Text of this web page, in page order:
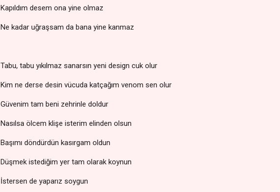
Kapıldım desem ona yine olmaz
Ne kadar uğraşsam da bana yine kanmaz
Tabu, tabu yıkılmaz sanarsın yeni design cuk olur
Kim ne derse desin vücuda katçağım venom sen olur
Güvenim tam beni zehrinle doldur
Nasılsa ölcem klişe isterim elinden olsun
Başımı döndürdün kasırgam oldun
Düşmek istediğim yer tam olarak koynun
İstersen de yaparız soygun